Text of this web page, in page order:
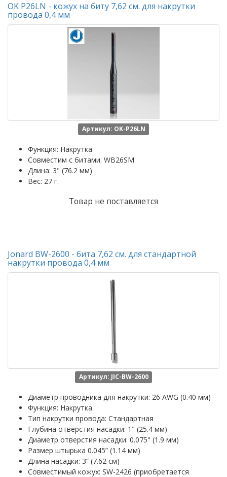
OK P26LN - кожух на биту 7,62 см. для накрутки
провода 0,4 мм
Артикул: OK-P26LN
Функция: Накрутка
Совместим с битами: WB26SM
Длина: 3" (76.2 мм)
Вес: 27 г.
Товар не поставляется
Jonard BW-2600 - бита 7,62 см. для стандартной
накрутки провода 0,4 мм
Артикул: JIC-BW-2600
Диаметр проводника для накрутки: 26 AWG (0.40 мм)
Функция: Накрутка
Тип накрутки провода: Стандартная
Глубина отверстия насадки: 1" (25.4 мм)
Диаметр отверстия насадки: 0.075" (1.9 мм)
Размер штырька 0.045” (1.14 мм)
Длина насадки: 3” (7.62 см)
Совместимый кожух: SW-2426 (приобретается